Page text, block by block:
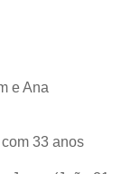
anos